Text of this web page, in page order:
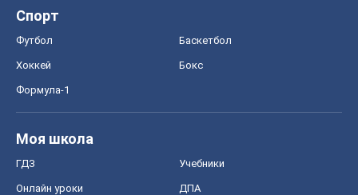
Спорт
Футбол Баскетбол
Хоккей Бокс
Формула-1
Моя школа
ГДЗ Учебники
Онлайн уроки ДПА